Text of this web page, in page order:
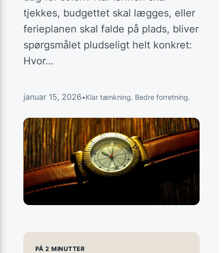
Et skarpere perspektiv
I din indbakke hver anden uge.
Tilmeld nyhedsbrev
tjekkes, budgettet skal lægges, eller
ferieplanen skal falde på plads, bliver
spørgsmålet pludseligt helt konkret:
Hvor…
januar 15, 2026•Klar tænkning. Bedre forretning.
PÅ 2 MINUTTER